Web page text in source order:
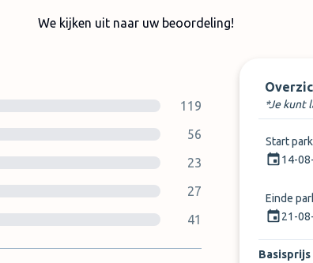
We kijken uit naar uw beoordeling!
119
56
23
27
41
*Je kunt
Start
14-
Einde
21-
Basisprijs